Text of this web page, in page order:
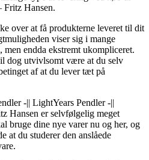
Fritz Hansen.
over at få produkterne leveret til dit
viser sig i mange
endda ekstremt ukompliceret.
dog utvivlsomt være at du selv
af at du lever tæt på
-|| LightYears Pendler -||
Hansen er selvfølgelig meget
bruge dine nye varer nu og her, og
at du studerer den anslåede